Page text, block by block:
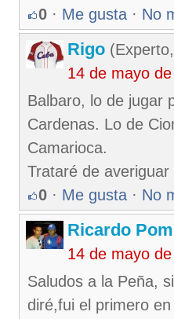
0 · Me gusta · No
Rigo
14 de mayo
Balbaro, lo de jugar
Cardenas. Lo de
Camarioca.
Trataré de
0 · Me gusta · No
Ricardo
14 de mayo
Saludos a la Peña,
diré,fui el primero